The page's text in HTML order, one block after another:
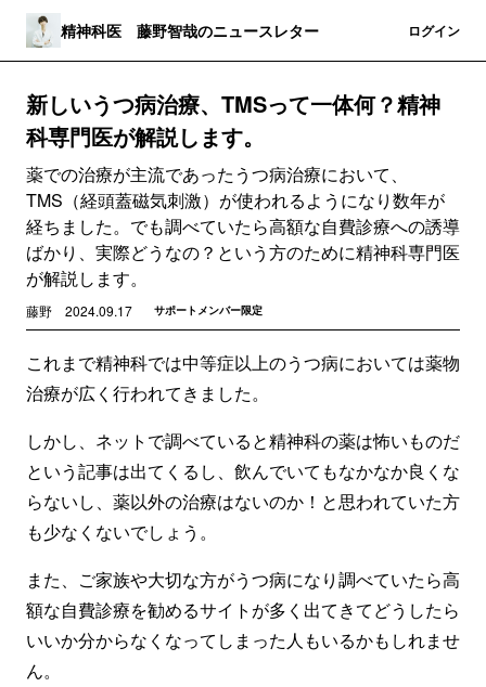
精神科医 藤野智哉のニュースレター ログイン
新しいうつ病治療、TMSって一体何？精神
科専門医が解説します。
薬での治療が主流であったうつ病治療において、
TMS（経頭蓋磁気刺激）が使われるようになり数年が
経ちました。でも調べていたら高額な自費診療への誘導
ばかり、実際どうなの？という方のために精神科専門医
が解説します。
藤野 2024.09.17 サポートメンバー限定
これまで精神科では中等症以上のうつ病においては薬物
治療が広く行われてきました。
しかし、ネットで調べていると精神科の薬は怖いものだ
という記事は出てくるし、飲んでいてもなかなか良くな
らないし、薬以外の治療はないのか！と思われていた方
も少なくないでしょう。
また、ご家族や大切な方がうつ病になり調べていたら高
額な自費診療を勧めるサイトが多く出てきてどうしたら
いいか分からなくなってしまった人もいるかもしれませ
ん。